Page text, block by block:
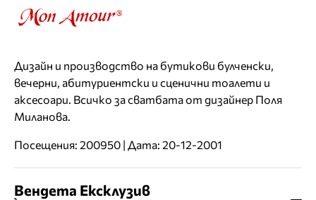
Дизайн и производство на бутикови булченски,
вечерни, абитуриентски и сценични тоалети и
аксесоари. Всичко за сватбата от дизайнер Поля
Миланова.
Посещения: 200950 | Дата: 20-12-2001
Вендета Ексклузив